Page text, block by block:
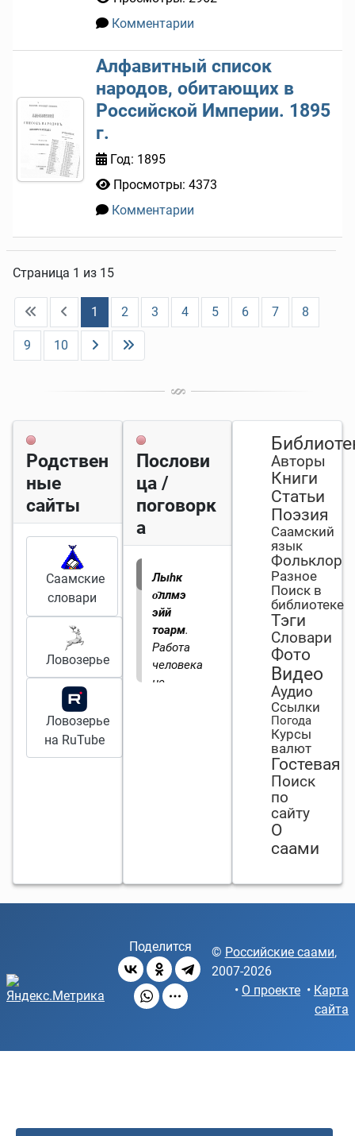
Комментарии
Алфавитный список
народов, обитающих в
Российской Империи. 1895
г.
Год: 1895
Просмотры: 4373
Комментарии
Страница 1 из 15
1 2 3 4 5 6 7 8
9 10
Родствен
ные
сайты
Саамские
словари
Ловозерье
Ловозерье
на RuTube
Послови
ца /
поговорк
а
Лыһк
о̄ллмэ
эйй
тоарм.
Работа
человека
не
Авторы
Книги
Статьи
Поэзия
Саамский
язык
Фольклор
Разное
Поиск в
библиотеке
Тэги
Словари
Фото
Видео
Аудио
Ссылки
Погода
Курсы
валют
Гостевая
Поиск
по
сайту
О
саами
Поделится © Российские саами,
2007-2026
• О проекте • Карта
сайта